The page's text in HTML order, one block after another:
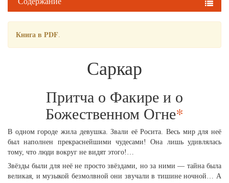
Книга в PDF.
Саркар
Притча о Факире и о
Божественном Огне*
В одном городе жила девушка. Звали её Росита. Весь мир для неё
был наполнен прекраснейшими чудесами! Она лишь удивлялась
тому, что люди вокруг не видят этого!…
Звёзды были для неё не просто звёздами, но за ними — тайна была
великая, и музыкой безмолвной они звучали в тишине ночной… А